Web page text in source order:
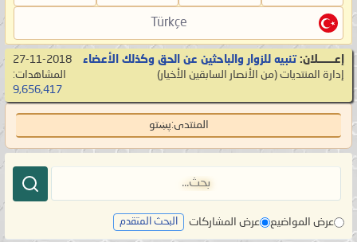
Türkçe
إعـــــــلان: تنبيه للزوار والباحثين عن الحق وكذلك الأعضاء
إدارة المنتديات ‏(من الأنصار السابقين الأخيار)
27-11-2018
المشاهدات:
9,656,417
المنتدى:پښتو
عرض المواضيع عرض المشاركات البحث المتقدم